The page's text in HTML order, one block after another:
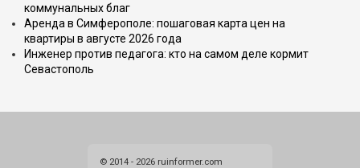
коммунальных благ
Аренда в Симферополе: пошаговая карта цен на
квартиры в августе 2026 года
Инженер против педагога: кто на самом деле кормит
Севастополь
© 2014 - 2026 ruinformer.com